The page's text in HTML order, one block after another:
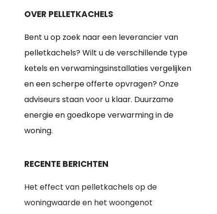
OVER PELLETKACHELS
Bent u op zoek naar een leverancier van
pelletkachels? Wilt u de verschillende type
ketels en verwamingsinstallaties vergelijken
en een scherpe offerte opvragen? Onze
adviseurs staan voor u klaar. Duurzame
energie en goedkope verwarming in de
woning.
RECENTE BERICHTEN
Het effect van pelletkachels op de
woningwaarde en het woongenot